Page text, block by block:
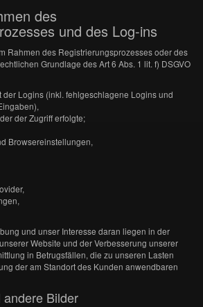
des
und des Log-ins
Rahmen des Registrierungsprozesses oder des
Grundlage des Art 6 Abs. 1 lit. f) DSGVO
der Logins (inkl. fehlgeschlagene Logins und
der Zugriff erfolgte;
Browsereinstellungen,
und unser Interesse daran liegen in der
Website und der Verbesserung unserer
in Betrugsfällen, die zu unseren Lasten
der am Standort des Kunden anwendbaren
Bilder